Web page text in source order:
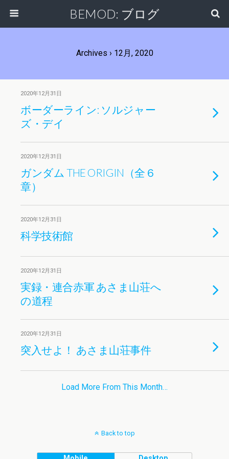
BEMOD: ブログ
Archives › 12月, 2020
2020年12月31日
ボーダーライン: ソルジャー
ズ・デイ
2020年12月31日
ガンダム THE ORIGIN（全６
章）
2020年12月31日
科学技術館
2020年12月31日
実録・連合赤軍 あさま山荘へ
の道程
2020年12月31日
突入せよ！ あさま山荘事件
Load More From This Month…
Back to top